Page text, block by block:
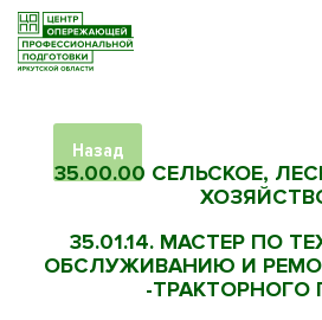
Назад
35.00.00 СЕЛЬСКОЕ,
35.01.14. МАСТЕР ПО
ОБСЛУЖИВАНИЮ И
-ТРАКТОРНОГО